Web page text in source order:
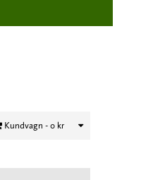
Kundvagn - 0 kr